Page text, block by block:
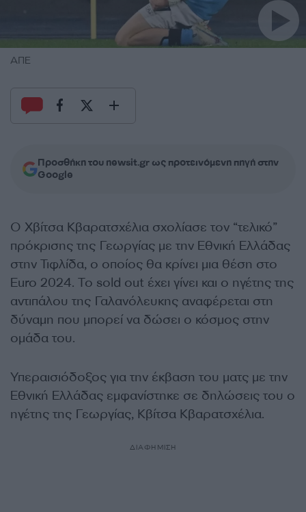
ΑΠΕ
Προσθήκη του newsit.gr ως προτεινόμενη πηγή στην
Google
Ο Χβίτσα Κβαρατσχέλια σχολίασε τον “τελικό”
πρόκρισης της Γεωργίας με την Εθνική Ελλάδας
στην Τιφλίδα, ο οποίος θα κρίνει μια θέση στο
Euro 2024. Το sold out έχει γίνει και ο ηγέτης της
αντιπάλου της Γαλανόλευκης αναφέρεται στη
δύναμη που μπορεί να δώσει ο κόσμος στην
ομάδα του.
Υπεραισιόδοξος για την έκβαση του ματς με την
Εθνική Ελλάδας εμφανίστηκε σε δηλώσεις του ο
ηγέτης της Γεωργίας, Κβίτσα Κβαρατσχέλια.
ΔΙΑΦΗΜΙΣΗ